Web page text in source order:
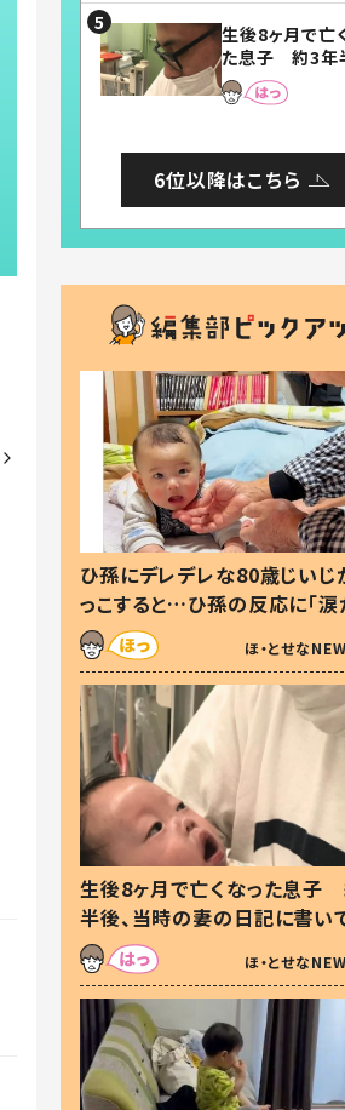
まらない」「幸
れる」
生後8ヶ月で亡
た息子 約3年
後、当時の妻の
に書いてあった
6位以降はこちら
ひ孫にデレデレな80歳じいじ
っこすると…ひ孫の反応に「
した」「可愛くて仕方ない」
ほ・とせな
生後8ヶ月で亡くなった息子
半後、当時の妻の日記に書い
た本音とは
ほ・とせな